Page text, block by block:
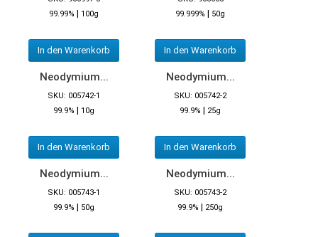
99.99% | 100g
In den Warenkorb
99.999% | 50g
In den Warenkorb
Neodymium...
SKU: 005742-1
99.9% | 10g
In den Warenkorb
Neodymium...
SKU: 005742-2
99.9% | 25g
In den Warenkorb
Neodymium...
SKU: 005743-1
99.9% | 50g
Neodymium...
SKU: 005743-2
99.9% | 250g